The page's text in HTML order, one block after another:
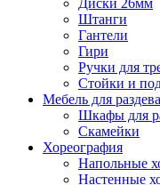
Диски 26мм
Штанги
Гантели
Гири
Ручки для
Стойки и
Мебель для
Шкафы для
Скамейки
Хореография
Напольные
Настенные